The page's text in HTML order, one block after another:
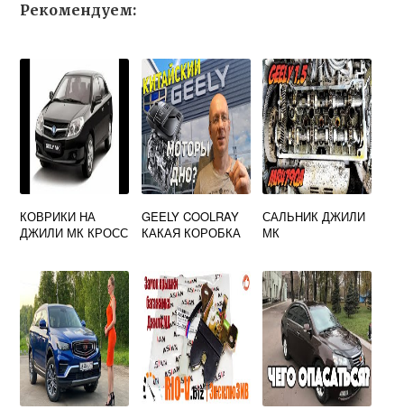
Рекомендуем:
КОВРИКИ НА
ДЖИЛИ МК КРОСС
GEELY COOLRAY
КАКАЯ КОРОБКА
САЛЬНИК ДЖИЛИ
МК